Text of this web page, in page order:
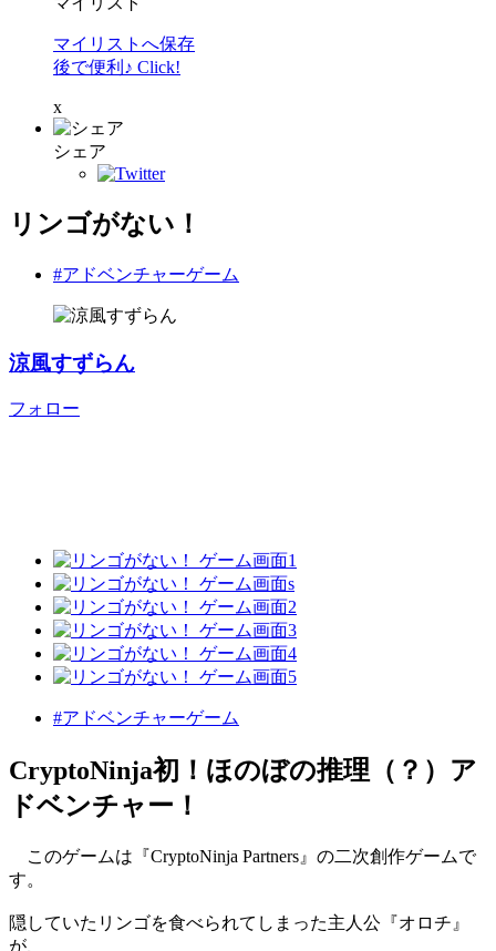
マイリストへ保存
後で便利♪ Click!
x
シェア
リンゴがない！
#アドベンチャーゲーム
涼風すずらん
フォロー
#アドベンチャーゲーム
CryptoNinja初！ほのぼの推理（？）ア
ドベンチャー！
このゲームは『CryptoNinja Partners』の二次創作ゲームで
す。
隠していたリンゴを食べられてしまった主人公『オロチ』
が、